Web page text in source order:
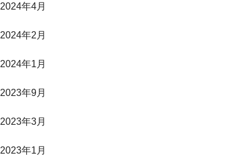
2024年4月
2024年2月
2024年1月
2023年9月
2023年3月
2023年1月